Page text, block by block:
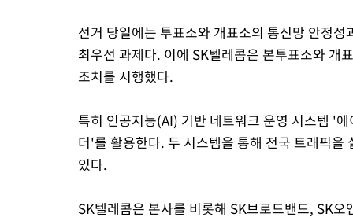
선거 당일에는 투표소와 개표소의 통신망 안정
최우선 과제다. 이에 SK텔레콤은 본투표소와 개
조치를 시행했다.
특히 인공지능(AI) 기반 네트워크 운영 시스템 '
더'를 활용한다. 두 시스템을 통해 전국 트래픽
있다.
SK텔레콤은 본사를 비롯해 SK브로드밴드, SK